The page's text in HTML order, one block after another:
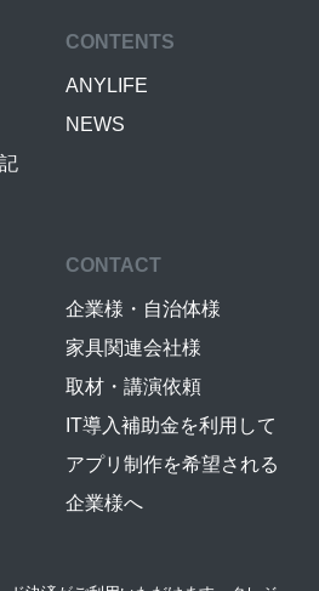
CONTENTS
ANYLIFE
NEWS
CONTACT
企業様・自治体様
家具関連会社様
取材・講演依頼
IT導入補助金を利用して
アプリ制作を希望される
企業様へ